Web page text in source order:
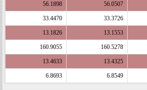
56.0507
56.1898
33.3726
33.4470
13.1553
13.1826
160.5278
160.9055
13.4325
13.4633
6.8549
6.8693